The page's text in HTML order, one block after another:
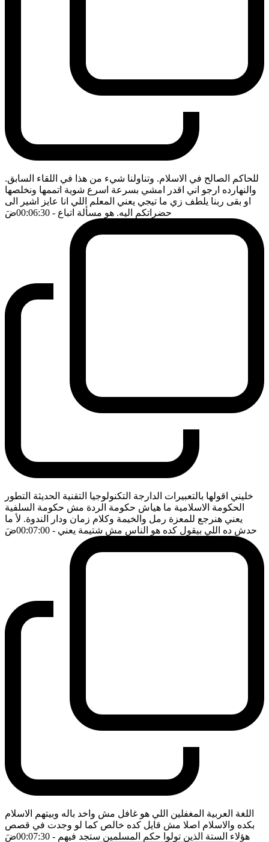
للحاكم الصالح في الاسلام. وتناولنا شيء من هذا في اللقاء السابق.
والنهارده ارجو اني اقدر امشي بسرعة اسرع شوية اتممها ونخلصها
او بقى ربنا يلطف زي ما تيجي يعني المعلم اللي انا عايز اشير الى
حضراتكم اليه. هو مسألة اتباع - 00:06:30 ضَ
خليني اقولها بالتعبيرات الدارجة التكنولوجيا التقنية الحديثة التطور
الحكومة الاسلامية ما هياش حكومة الردة مش حكومة السلفية
يعني هنرجع للمعزة رمل والخيمة وكلام زمان ودار الندوة. لأ ما
حدش ده اللي بيقول كده هو الناس مش شتيمة يعني - 00:07:00 ضَ
اللغة العربية المغفلين اللي هو غافل مش واخد باله وبيتهم الاسلام
بكده والاسلام اصلا مش قايل كده خالص كما لو وجدت في قصص
هؤلاء الستة الذين تولوا حكم المسلمين ستجد فيهم - 00:07:30 ضَ